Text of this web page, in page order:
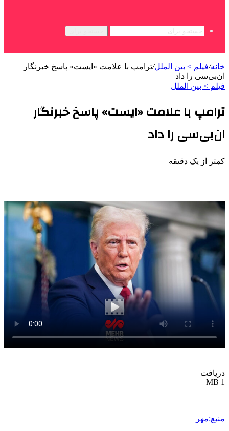
خانه/فیلم > بین الملل/ترامپ با علامت «ایست» پاسخ خبرنگار
ان‌بی‌سی را داد
فیلم > بین الملل
ترامپ با علامت «ایست» پاسخ خبرنگار
ان‌بی‌سی را داد
کمتر از یک دقیقه
دریافت
1 MB
منبع:مهر